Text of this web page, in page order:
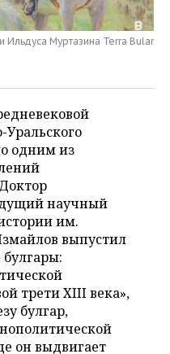
Ильдуса Муртазина Terra Bular
Уральского
одним из
научный
им.
выпустил
трети XIII века»,
булгар,
он выдвигает